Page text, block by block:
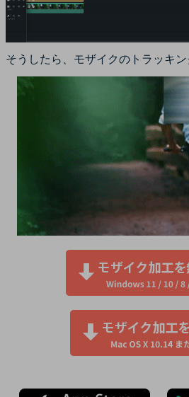
そうしたら、モザイクのトラッキン